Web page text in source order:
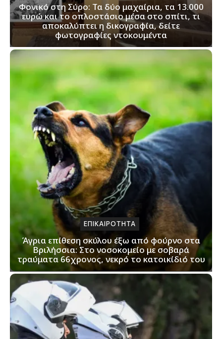
Φονικό στη Σύρο: Τα δύο μαχαίρια, τα 13.000
ευρώ και το οπλοστάσιο μέσα στο σπίτι, τι
αποκαλύπτει η δικογραφία, δείτε
φωτογραφίες ντοκουμέντα
ΕΠΙΚΑΙΡΟΤΗΤΑ
Άγρια επίθεση σκύλου έξω από φούρνο στα
Βριλήσσια: Στο νοσοκομείο με σοβαρά
τραύματα 66χρονος, νεκρό το κατοικίδιό του